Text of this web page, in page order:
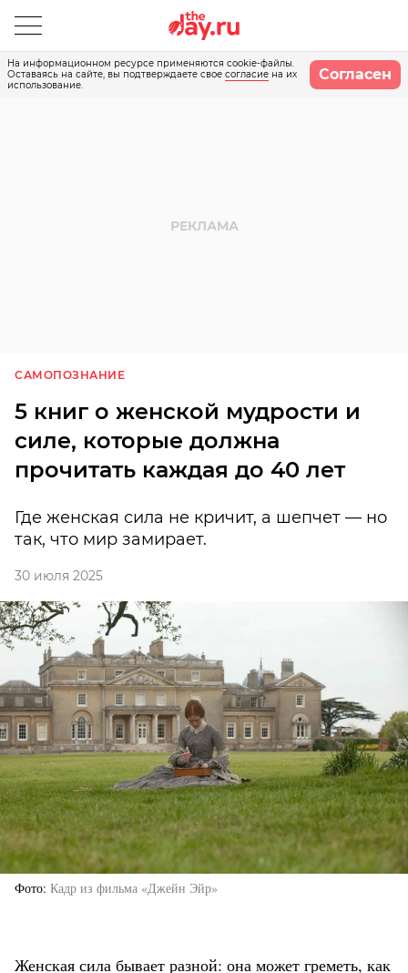
На информационном ресурсе применяются cookie-файлы.
Оставаясь на сайте, вы подтверждаете свое согласие на их
использование.
Согласен
САМОПОЗНАНИЕ
5 книг о женской мудрости и
силе, которые должна
прочитать каждая до 40 лет
Где женская сила не кричит, а шепчет — но
так, что мир замирает.
30 июля 2025
Фото Кадр из фильма «Джейн Эйр»
Женская сила бывает разной: она может греметь, как